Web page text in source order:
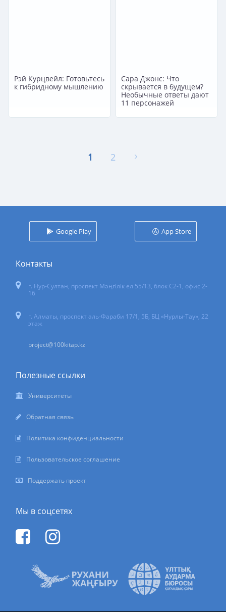
Рэй Курцвейл: Готовьтесь
к гибридному мышлению
Сара Джонс: Что
скрывается в будущем?
Необычные ответы дают
11 персонажей
1 2
Google Play App Store
Контакты
г. Нур-Султан, проспект Мәңгілік ел 55/13, блок С2-1, офис 2-
16
г. Алматы, проспект аль-Фараби 17/1, 5Б, БЦ «Нурлы-Тау», 22
этаж
project@100kitap.kz
Полезные ссылки
Университеты
Обратная связь
Политика конфиденциальности
Пользовательское соглашение
Поддержать проект
Мы в соцсетях